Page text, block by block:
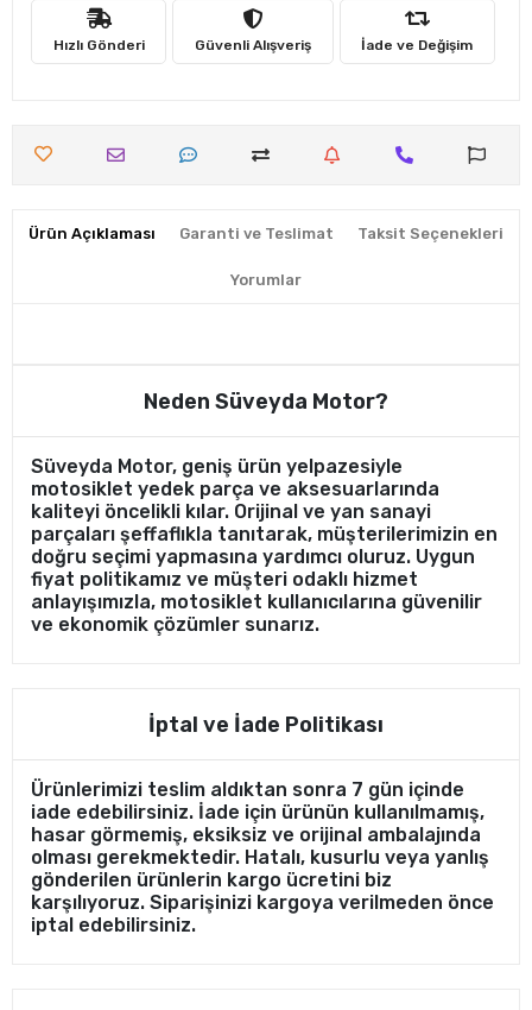
Hızlı Gönderi Güvenli Alışveriş İade ve Değişim
Ürün Açıklaması Garanti ve Teslimat Taksit Seçenekleri
Yorumlar
Neden Süveyda Motor?
Süveyda Motor, geniş ürün yelpazesiyle
motosiklet yedek parça ve aksesuarlarında
kaliteyi öncelikli kılar. Orijinal ve yan sanayi
parçaları şeffaflıkla tanıtarak, müşterilerimizin en
doğru seçimi yapmasına yardımcı oluruz. Uygun
fiyat politikamız ve müşteri odaklı hizmet
anlayışımızla, motosiklet kullanıcılarına güvenilir
ve ekonomik çözümler sunarız.
İptal ve İade Politikası
Ürünlerimizi teslim aldıktan sonra 7 gün içinde
iade edebilirsiniz. İade için ürünün kullanılmamış,
hasar görmemiş, eksiksiz ve orijinal ambalajında
olması gerekmektedir. Hatalı, kusurlu veya yanlış
gönderilen ürünlerin kargo ücretini biz
karşılıyoruz. Siparişinizi kargoya verilmeden önce
iptal edebilirsiniz.